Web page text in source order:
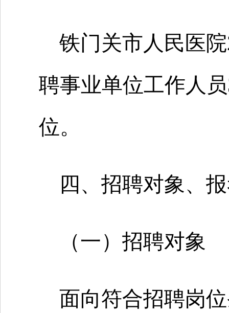
铁门关市人民医
聘事业单位工作人
位。
四、招聘对象、
（一）招聘对象
面向符合招聘岗